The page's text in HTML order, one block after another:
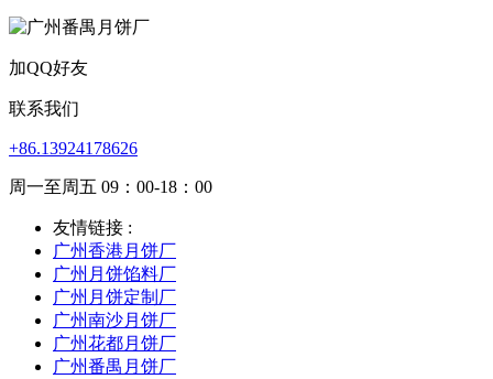
加QQ好友
联系我们
+86.13924178626
周一至周五 09：00-18：00
友情链接 :
广州香港月饼厂
广州月饼馅料厂
广州月饼定制厂
广州南沙月饼厂
广州花都月饼厂
广州番禺月饼厂